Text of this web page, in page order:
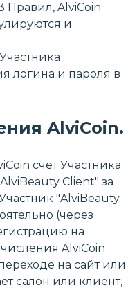
Правил, AlviCoin
и
логина и пароля в
AlviCoin.
счет Участника
Client" за
"AlviBeauty
(через
на
AlviCoin
на сайт или
салон или клиент,